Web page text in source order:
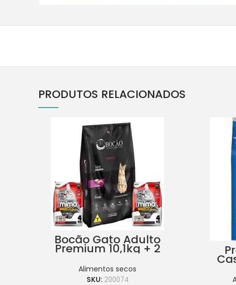
PRODUTOS RELACIONADOS
Bocão Gato Adulto
Premium 10,1kg + 2
Areias
Alimentos secos
SKU: 200074